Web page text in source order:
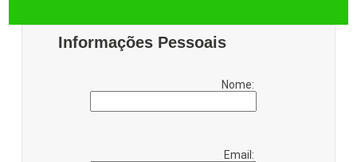
Informações Pessoais
Nome:
Email: